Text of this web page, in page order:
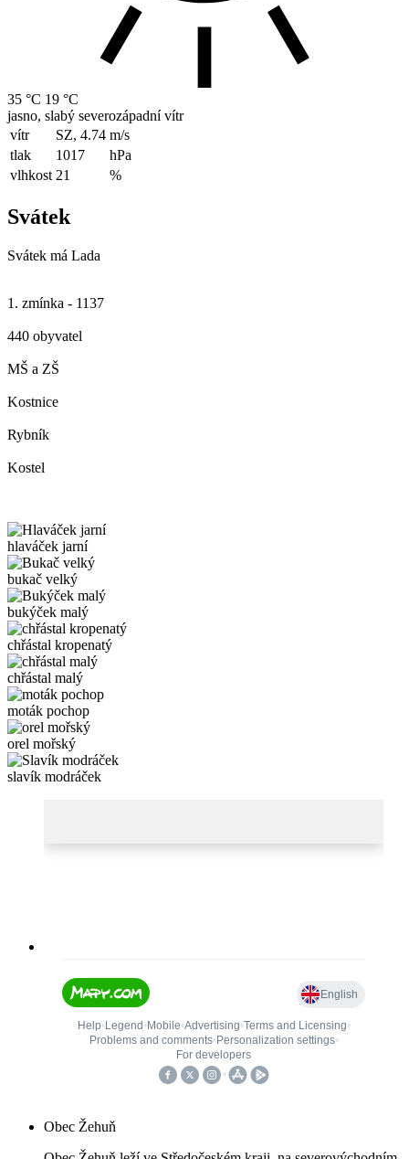
35 °C 19 °C
jasno, slabý severozápadní vítr
vítr
SZ, 4.74 m/s
tlak
1017
hPa
vlhkost 21 %
Svátek
Svátek má Lada
1. zmínka - 1137
440 obyvatel
MŠ a ZŠ
Kostnice
Rybník
Kostel
hlaváček jarní
bukač velký
bukýček malý
chřástal kropenatý
chřástal malý
moták pochop
orel mořský
slavík modráček
Obec Žehuň